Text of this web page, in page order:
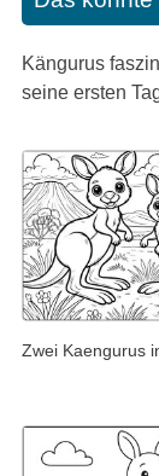
Kängurus
seine ersten
Zwei Kaengurus